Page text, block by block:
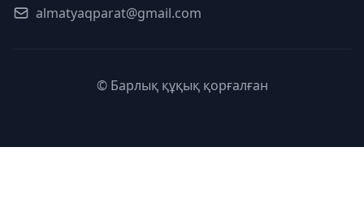
almatyaqparat@gmail.com
© Барлық құқық қорғалған